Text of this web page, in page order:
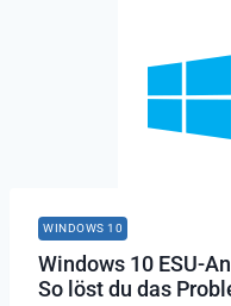
WINDOWS 10
Windows 10 ESU-
So löst du das